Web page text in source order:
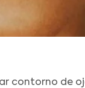
contorno de